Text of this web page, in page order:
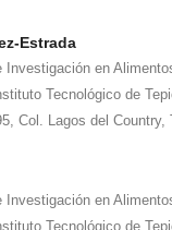
Estrada
Investigación en
Tecnológico de
Col. Lagos del Country,
Investigación en
Tecnológico de